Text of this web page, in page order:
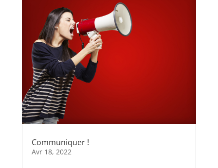
Communiquer !
Avr 18, 2022